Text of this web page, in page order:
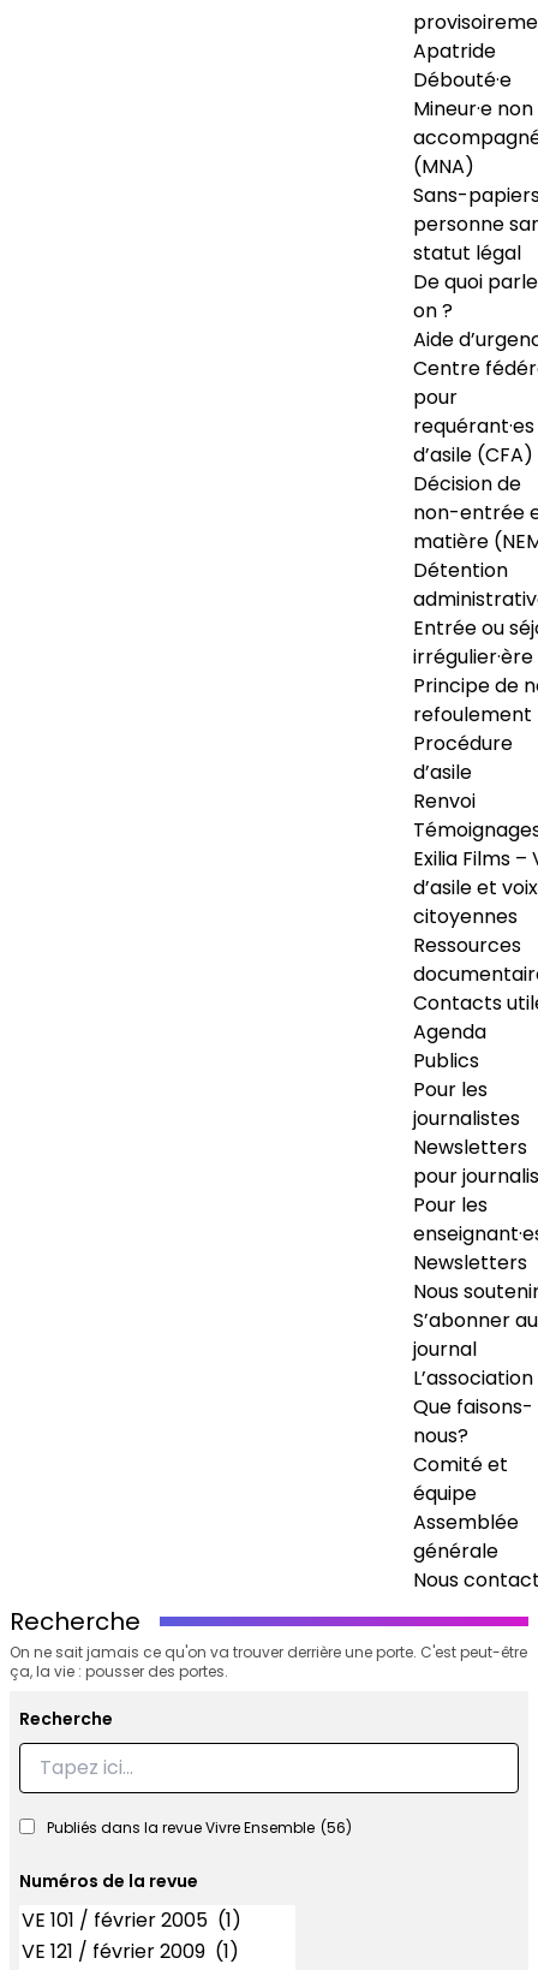
Apatride
Débouté·e
Mineur·e non
(MNA)
Sans-
personne
statut légal
De quoi
on ?
Aide
Centre
pour
requérant·es
d’asile (CFA)
Décision de
non-entrée
matière
Détention
Entrée ou
irrégulier·ère
Principe de
refoulement
Procédure
d’asile
Renvoi
Exilia Films –
d’asile et voix
citoyennes
Ressources
Contacts
Agenda
Publics
Pour les
journalistes
Newsletters
pour
Pour les
Newsletters
Nous
S’abonner au
journal
L’association
Que faisons-
nous?
Comité et
équipe
Assemblée
générale
Nous
Recherche
On ne sait jamais ce qu'on va trouver derrière une porte. C'est peut-être
ça, la vie : pousser des portes.
Recherche
Recherche
Publiés dans la revue Vivre Ensemble (56)
Numéros de la revue
Numéros